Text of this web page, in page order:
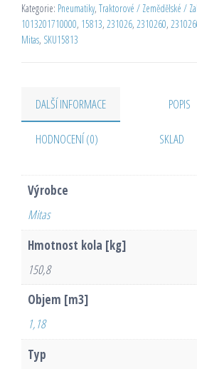
Kategorie: Pneumatiky, Traktorové / Zemědělské /
1013201710000, 15813, 231026, 2310260,
Mitas, SKU15813
DALŠÍ INFORMACE POPIS
HODNOCENÍ (0) SKLAD
Výrobce
Mitas
Hmotnost kola [kg]
150,8
Objem [m3]
1,18
Typ